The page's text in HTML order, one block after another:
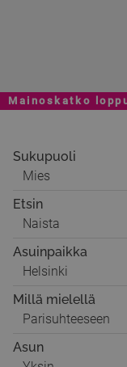
Mainoskatko
Sukupuoli
Mies
Etsin
Naista
Asuinpaikka
Helsinki
Millä mielellä
Parisuhteeseen
Asun